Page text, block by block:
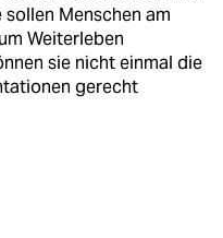
Menschen am
Weiterleben
sie nicht einmal die
gerecht